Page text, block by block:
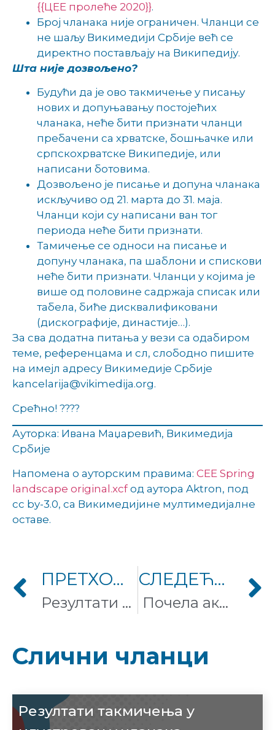
{{ЦЕЕ пролеће 2020}}.
Број чланака није ограничен. Чланци се
не шаљу Викимедији Србије већ се
директно постављају на Википедију.
Шта није дозвољено?
Будући да је ово такмичење у писању
нових и допуњавању постојећих
чланака, неће бити признати чланци
пребачени са хрватске, бошњачке или
српскохрватске Википедије, или
написани ботовима.
Дозвољено је писање и допуна чланака
искључиво од 21. марта до 31. маја.
Чланци који су написани ван тог
периода неће бити признати.
Тамичење се односи на писање и
допуну чланака, па шаблони и спискови
неће бити признати. Чланци у којима је
више од половине садржаја списак или
табела, биће дисквалификовани
(дискографије, династије…).
За сва додатна питања у вези са одабиром
теме, референцама и сл, слободно пишите
на имејл адресу Викимедије Србије
kancelarija@vikimedija.org.
Срећно! ????
Ауторка: Ивана Маџаревић, Викимедија
Србије
Напомена о ауторским правима: CEE Spring
landscape original.xcfод аутора Aktron, под
cc by-3.0, са Викимедијине мултимедијалне
оставе.
ПРЕТХОДНИ ЧЛАНАК
Резултати конкурса за доделу микрогрантова
СЛЕДЕЋИ ЧЛАНАК
Почела акција сређивања семинарских радова на Википедији
Слични чланци
Резултати такмичења у